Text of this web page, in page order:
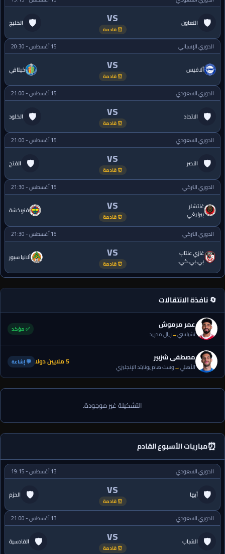
🛡 التعاون VS
⏰ قادمة
الخليج 🛡
الدوري الإسباني 15 أغسطس - 20:30
ألافيس VS
⏰ قادمة
خيتافي
الدوري السعودي 15 أغسطس - 21:00
🛡 الاتحاد VS
⏰ قادمة
الخلود 🛡
الدوري السعودي 15 أغسطس - 21:00
🛡 النصر VS
⏰ قادمة
الفتح 🛡
الدوري التركي
15 أغسطس - 21:30
غنتشلر
بيرليغي
VS
⏰ قادمة
فنربخشة
الدوري التركي
15 أغسطس - 21:30
غازي عنتاب
بي.بي.كي.
VS
⏰ قادمة
ألانيا سبور
🔄 نافذة الانتقالات
عمر مرموش
تشيلسي→ريال مدريد
✅ مؤكد
مصطفى شزبير
الأهلي→وست هام يونايتد الإنجليزي 5 ملايين دولا 💬 إشاعة
التشكيلة غير موجودة.
⏰مباريات الأسبوع القادم
الدوري السعودي 13 أغسطس - 19:15
🛡 أبها VS
⏰ قادمة
الحزم 🛡
الدوري السعودي 13 أغسطس - 21:00
🛡 الشباب VS
⏰ قادمة
القادسية 🛡